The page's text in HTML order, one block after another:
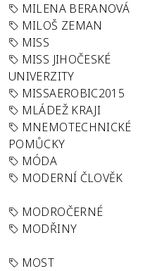
MILENA BERANOVÁ
MILOŠ ZEMAN
MISS
MISS JIHOČESKÉ
UNIVERZITY
MISSAEROBIC2015
MLÁDEŽ KRAJI
MNEMOTECHNICKÉ
POMŮCKY
MÓDA
MODERNÍ ČLOVĚK
MODROČERNÉ
MODŘINY
MOST